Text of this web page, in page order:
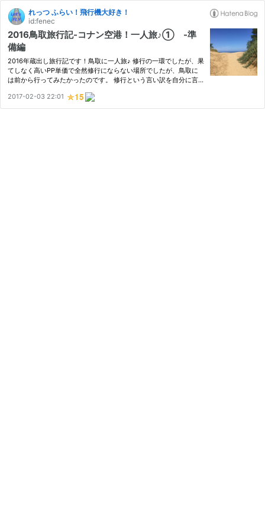
れっつ ふらい！飛行機大好き！
id:fenec
2016鳥取旅行記-コナン空港！一人旅♪① -準
備編
2016年蔵出し旅行記です！鳥取に一人旅♪ 修行の一環でしたが、果
てしなく高いPP単価で全然修行にならない場所でしたが、鳥取に
は前から行ってみたかったのです。 修行という言い訳を自分に言
羽田-鳥取間の基本区間マイルは328マイル。 大阪が280マイルで
すか…
2017-02-03 22:01